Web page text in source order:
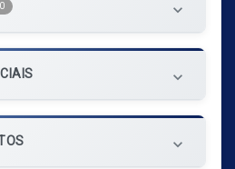
0 keyboard_arrow_down
keyboard_arrow_down
keyboard_arrow_down